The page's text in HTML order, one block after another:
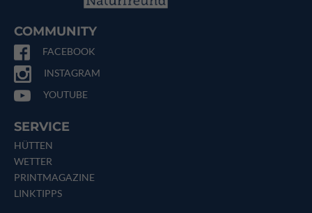
COMMUNITY
FACEBOOK
INSTAGRAM
YOUTUBE
SERVICE
HÜTTEN
WETTER
PRINTMAGAZINE
LINKTIPPS